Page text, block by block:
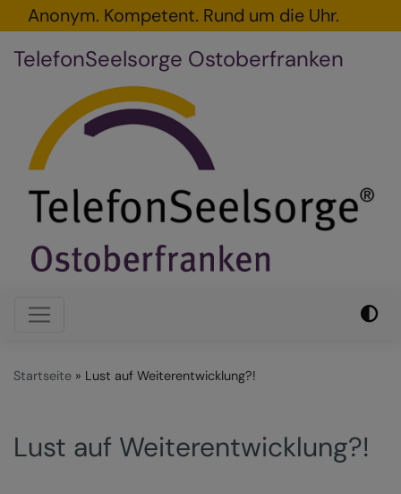
Direkt
zum
Inhalt
Anonym. Kompetent. Rund um die Uhr.
TelefonSeelsorge Ostoberfranken
Hauptnavigation
Startseite Lust auf Weiterentwicklung?!
Lust auf Weiterentwicklung?!